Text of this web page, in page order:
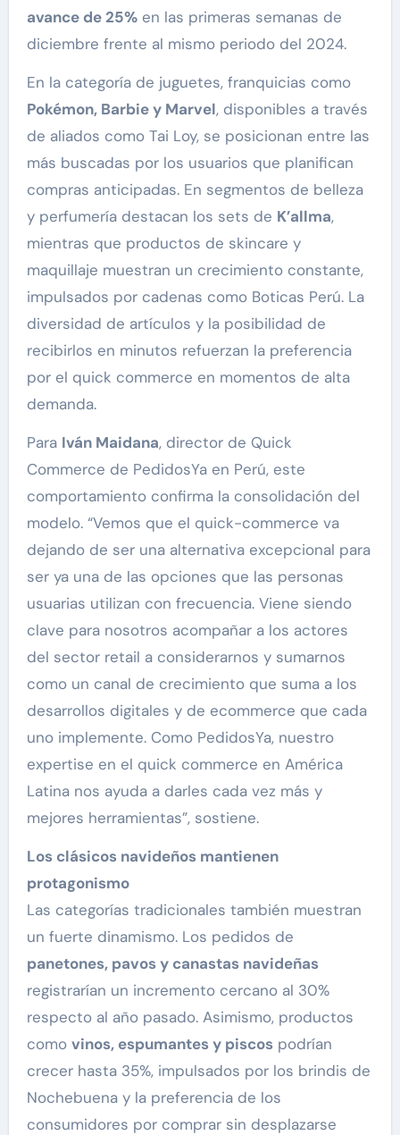
avance de 25%en las primeras semanas de
diciembre frente al mismo periodo del 2024.
En la categoría de juguetes, franquicias como
Pokémon, Barbie y Marvel, disponibles a través
de aliados como Tai Loy, se posicionan entre las
más buscadas por los usuarios que planifican
compras anticipadas. En segmentos de belleza
y perfumería destacan los sets de K’allma,
mientras que productos de skincare y
maquillaje muestran un crecimiento constante,
impulsados por cadenas como Boticas Perú. La
diversidad de artículos y la posibilidad de
recibirlos en minutos refuerzan la preferencia
por el quick commerce en momentos de alta
demanda.
Para Iván Maidana, director de Quick
Commerce de PedidosYa en Perú, este
comportamiento confirma la consolidación del
modelo. “Vemos que el quick-commerce va
dejando de ser una alternativa excepcional para
ser ya una de las opciones que las personas
usuarias utilizan con frecuencia. Viene siendo
clave para nosotros acompañar a los actores
del sector retail a considerarnos y sumarnos
como un canal de crecimiento que suma a los
desarrollos digitales y de ecommerce que cada
uno implemente. Como PedidosYa, nuestro
expertise en el quick commerce en América
Latina nos ayuda a darles cada vez más y
mejores herramientas”, sostiene.
Los clásicos navideños mantienen
protagonismo
Las categorías tradicionales también muestran
un fuerte dinamismo. Los pedidos de
panetones, pavos y canastas navideñas
registrarían un incremento cercano al 30%
respecto al año pasado. Asimismo, productos
como vinos, espumantes y piscospodrían
crecer hasta 35%, impulsados por los brindis de
Nochebuena y la preferencia de los
consumidores por comprar sin desplazarse